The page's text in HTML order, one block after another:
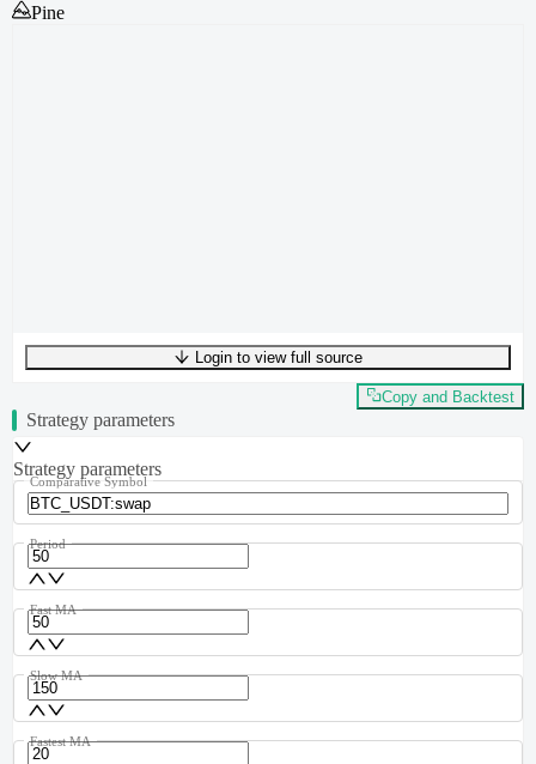
Pine
UTF-8298 bytes41 words0 linesLn 1,Col 0
Login to view full source
Copy and Backtest
Strategy parameters
Strategy parameters
Comparative Symbol
Period
Fast MA
Slow MA
Fastest MA